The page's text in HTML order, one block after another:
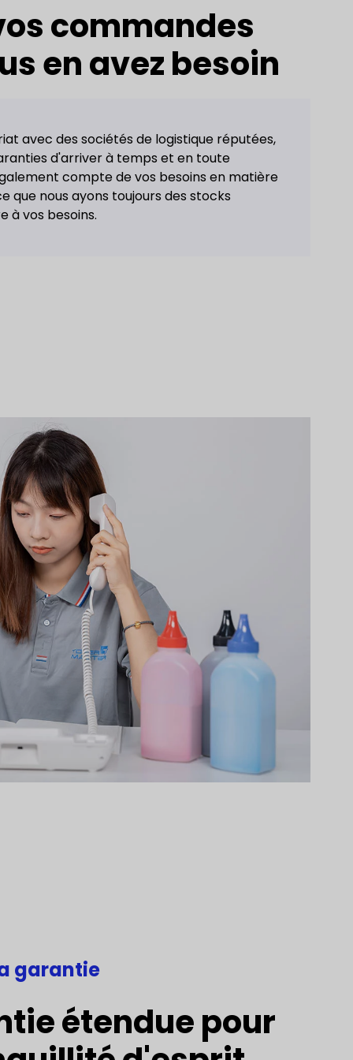
commandes
en avez besoin
avec des sociétés de logistique réputées,
d'arriver à temps et en toute
compte de vos besoins en matière
que nous ayons toujours des stocks
à vos besoins.
garantie
étendue pour